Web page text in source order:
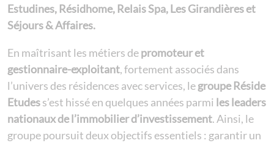
Estudines, Résidhome, Relais Spa, Les Girandières et
Séjours & Affaires.
En maîtrisant les métiers depromoteur et
gestionnaire-exploitant, fortement associés dans
l’univers des résidences avec services, legroupe Réside
Etudess’est hissé en quelques années parmi les leaders
nationaux de l’immobilier d’investissement. Ainsi, le
groupe poursuit deux objectifs essentiels : garantir un